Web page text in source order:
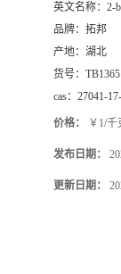
英文名称： 2-
品牌： 拓邦
产地： 湖北
货号： TB1365
cas： 27041-
价格： ￥1/千
发布日期：
更新日期：